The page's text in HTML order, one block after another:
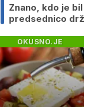
Znano, kdo je
predsednico
OKUSNO.JE